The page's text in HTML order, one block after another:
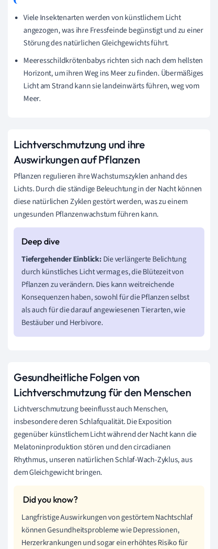
Viele Insektenarten werden von künstlichem Licht
angezogen, was ihre Fressfeinde begünstigt und zu einer
Störung des natürlichen Gleichgewichts führt.
Meeresschildkrötenbabys richten sich nach dem hellsten
Horizont, um ihren Weg ins Meer zu finden. Übermäßiges
Licht am Strand kann sie landeinwärts führen, weg vom
Meer.
Lichtverschmutzung und ihre
Auswirkungen auf Pflanzen
Pflanzen regulieren ihre Wachstumszyklen anhand des
Lichts. Durch die ständige Beleuchtung in der Nacht können
diese natürlichen Zyklen gestört werden, was zu einem
ungesunden Pflanzenwachstum führen kann.
Tiefergehender Einblick: Die verlängerte Belichtung
durch künstliches Licht vermag es, die Blütezeit von
Pflanzen zu verändern. Dies kann weitreichende
Konsequenzen haben, sowohl für die Pflanzen selbst
als auch für die darauf angewiesenen Tierarten, wie
Bestäuber und Herbivore.
Gesundheitliche Folgen von
Lichtverschmutzung für den Menschen
Lichtverschmutzung beeinflusst auch Menschen,
insbesondere deren Schlafqualität. Die Exposition
gegenüber künstlichem Licht während der Nacht kann die
Melatoninproduktion stören und den circadianen
Rhythmus, unseren natürlichen Schlaf-Wach-Zyklus, aus
dem Gleichgewicht bringen.
Langfristige Auswirkungen von gestörtem Nachtschlaf
können Gesundheitsprobleme wie Depressionen,
Herzerkrankungen und sogar ein erhöhtes Risiko für